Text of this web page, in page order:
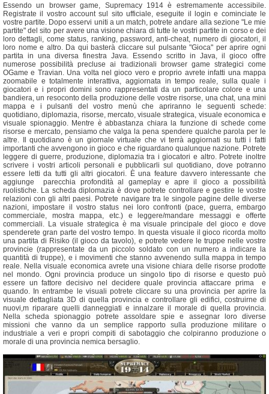
Essendo un browser game, Supremacy 1914 è estremamente accessibile.
Registrate il vostro account sul sito ufficiale, eseguite il login e cominciate le
vostre partite. Dopo esservi uniti a un match, potrete andare alla sezione "Le mie
partite" del sito per avere una visione chiara di tutte le vostri partite in corso e dei
loro dettagli, come status, ranking, password, anti-cheat, numero di giocatori, il
loro nome e altro. Da qui basterà cliccare sul pulsante "Gioca" per aprire ogni
partita in una diversa finestra Java. Essendo scritto in Java, il gioco offre
numerose possibilità precluse ai tradizionali browser game strategici come
OGame e Travian. Una volta nel gioco vero e proprio avrete infatti una mappa
zoomabile e totalmente interattiva, aggiornata in tempo reale, sulla quale i
giocatori e i propri domini sono rappresentati da un particolare colore e una
bandiera, un resoconto della produzione delle vostre risorse, una chat, una mini
mappa e i pulsanti del vostro menù che apriranno le seguenti schede:
quotidiano, diplomazia, risorse, mercato, visuale strategica, visuale economica e
visuale spionaggio. Mentre è abbastanza chiara la funzione di schede come
risorse e mercato, pensiamo che valga la pena spendere qualche parola per le
altre. Il quotidiano è un giornale virtuale che vi terrà aggiornati su tutti i fatti
importanti che avvengono in gioco e che riguardano qualunque nazione. Potrete
leggere di guerre, produzione, diplomazia tra i giocatori e altro. Potrete inoltre
scrivere i vostri articoli personali e pubblicarli sul quotidiano, dove potranno
essere letti da tutti gli altri giocatori. È una feature davvero interessante che
aggiunge parecchia profondità al gameplay e apre il gioco a possibilità
ruolistiche. La scheda diplomazia è dove potrete controllare e gestire le vostre
relazioni con gli altri paesi. Potrete navigare tra le singole pagine delle diverse
nazioni, impostare il vostro status nei loro confronti (pace, guerra, embargo
commerciale, mostra mappa, etc.) e leggere/mandare messaggi e offerte
commerciali. La visuale strategica è ma visuale principale del gioco e dove
spenderete gran parte del vostro tempo. In questa visuale il gioco ricorda molto
una partita di Risiko (il gioco da tavolo), e potrete vedere le truppe nelle vostre
provincie (rappresentate da un piccolo soldato con un numero a indicare la
quantità di truppe), e i movimenti che stanno avvenendo sulla mappa in tempo
reale. Nella visuale economica avrete una visione chiara delle risorse prodotte
nel mondo. Ogni provincia produce un singolo tipo di risorse e questo può
essere un fattore decisivo nel decidere quale provincia attaccare prima e
quando. In entrambe le visuali potrete cliccare su una provincia per aprire la
visuale dettagliata 3D di quella provincia e controllare gli edifici, costruirne di
nuovi,m riparare quelli danneggiati e innalzare il morale di quella provincia.
Nella scheda spionaggio potrete assoldare spie e assegnar loro diverse
missioni che vanno da un semplice rapporto sulla produzione militare o
industriale a veri e propri compiti di sabotaggio che colpiranno produzione o
morale di una provincia nemica bersaglio.